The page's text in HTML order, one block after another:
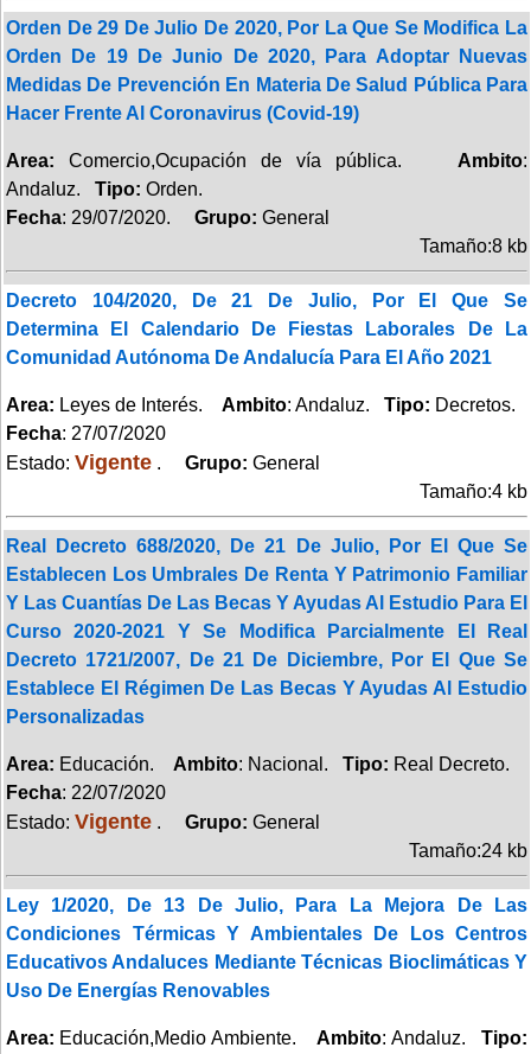
Orden De 29 De Julio De 2020, Por La Que Se Modifica La
Orden De 19 De Junio De 2020, Para Adoptar Nuevas
Medidas De Prevención En Materia De Salud Pública Para
Hacer Frente Al Coronavirus (Covid-19)
Area: Comercio,Ocupación de vía pública. Ambito:
Andaluz. Tipo: Orden.
Fecha: 29/07/2020. Grupo: General
Tamaño:8 kb
Decreto 104/2020, De 21 De Julio, Por El Que Se
Determina El Calendario De Fiestas Laborales De La
Comunidad Autónoma De Andalucía Para El Año 2021
Area: Leyes de Interés. Ambito: Andaluz. Tipo: Decretos.
Fecha: 27/07/2020
Estado: Vigente . Grupo: General
Tamaño:4 kb
Real Decreto 688/2020, De 21 De Julio, Por El Que Se
Establecen Los Umbrales De Renta Y Patrimonio Familiar
Y Las Cuantías De Las Becas Y Ayudas Al Estudio Para El
Curso 2020-2021 Y Se Modifica Parcialmente El Real
Decreto 1721/2007, De 21 De Diciembre, Por El Que Se
Establece El Régimen De Las Becas Y Ayudas Al Estudio
Personalizadas
Area: Educación. Ambito: Nacional. Tipo: Real Decreto.
Fecha: 22/07/2020
Estado: Vigente . Grupo: General
Tamaño:24 kb
Ley 1/2020, De 13 De Julio, Para La Mejora De Las
Condiciones Térmicas Y Ambientales De Los Centros
Educativos Andaluces Mediante Técnicas Bioclimáticas Y
Uso De Energías Renovables
Area: Educación,Medio Ambiente.Ambito: Andaluz.Tipo: